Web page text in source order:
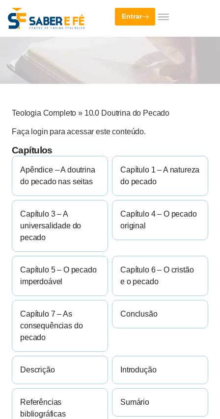
Entrar
Teologia Completo » 10.0 Doutrina do Pecado
Faça login para acessar este conteúdo.
Capítulos
Apêndice – A doutrina
do pecado nas seitas
Capítulo 1 – A natureza
do pecado
Capítulo 3 – A
universalidade do
pecado
Capítulo 4 – O pecado
original
Capítulo 5 – O pecado
imperdoável
Capítulo 6 – O cristão
e o pecado
Capítulo 7 – As
consequências do
pecado
Conclusão
Descrição Introdução
Referências
bibliográficas
Sumário